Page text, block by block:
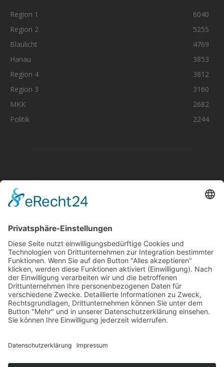
Region 1
6040
Region 2
5255
Blaulicht
4769
Hanau
3853
Region 4
3812
Region 3
3160
MKK
2682
Politik
2244
Aktuelle Nachrichten aus dem MKK-Kreis.
Kontaktiere uns:team@mkk-echo.de
JetztBericht einreichen
Folge uns auf SocialMedia